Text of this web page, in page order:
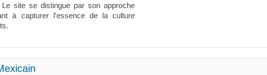
site se distingue par son approche
à capturer l'essence de la culture